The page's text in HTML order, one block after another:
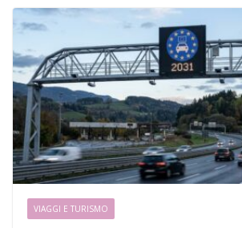
VIAGGI E TURISMO